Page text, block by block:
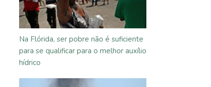
Na Flórida, ser pobre não é suficiente
para se qualificar para o melhor auxílio
hídrico